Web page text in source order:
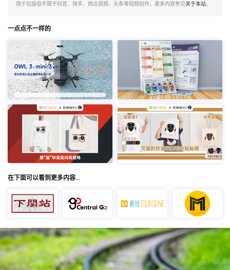
用于包括但不限于抖音、快手、西瓜视频、头条等视频创作。更多内容参见关于本站。
一点点不一样的
在下面可以看到更多内容…